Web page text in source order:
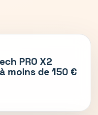
PRO X2
moins de 150 €